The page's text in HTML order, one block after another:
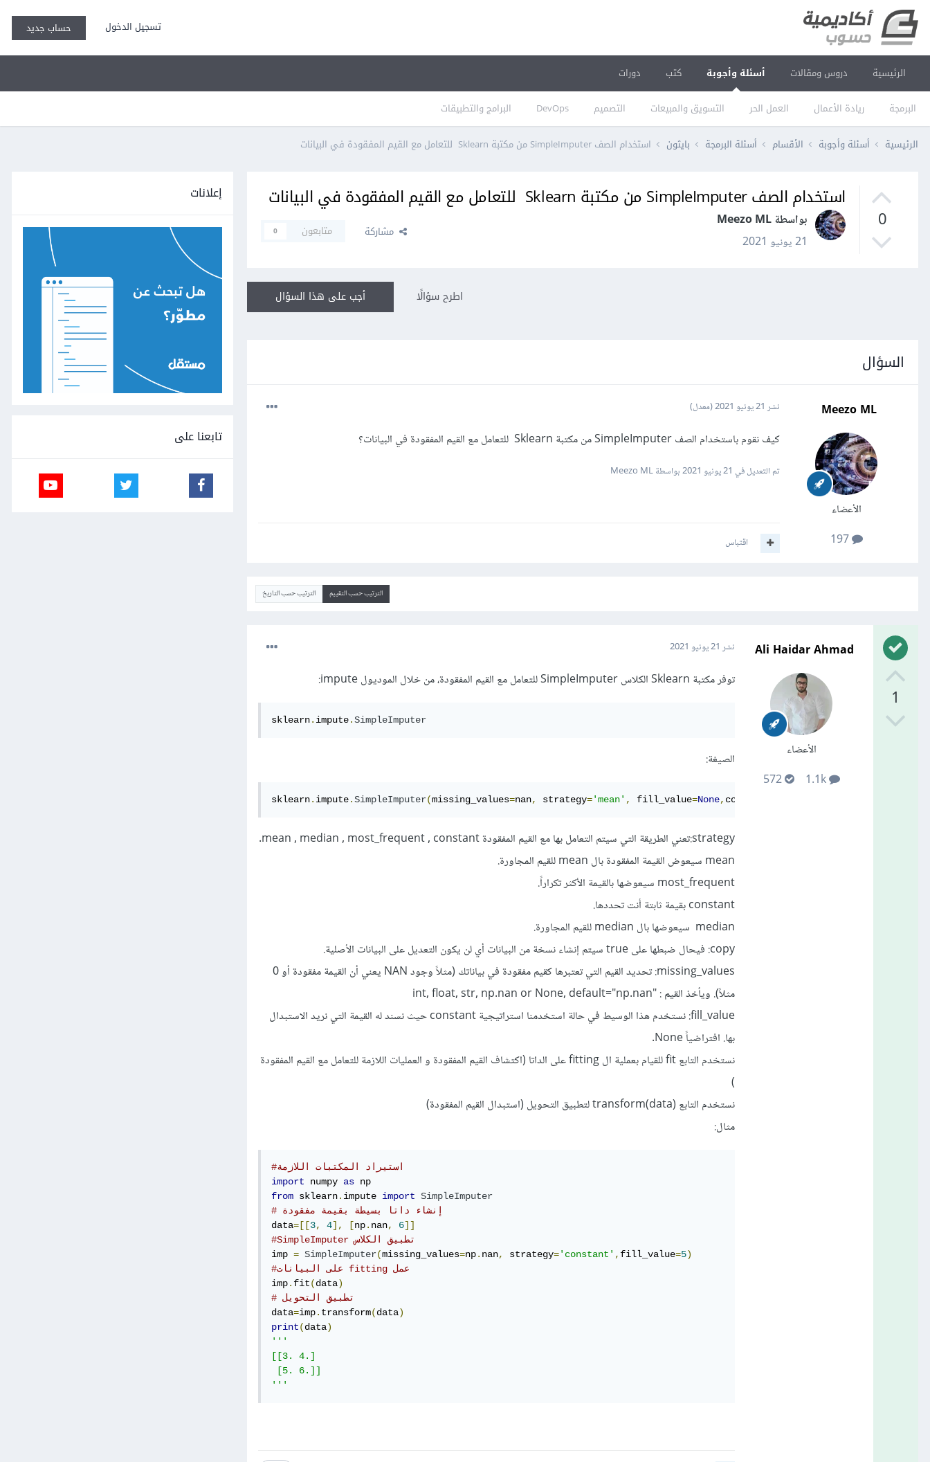
تسجيل الدخول حساب جديد
الرئيسية دروس ومقالات أسئلة وأجوبة
البرمجة ريادة الأعمال العمل الحر التسويق والمبيعات التصميم DevOps البرامج والتطبيقات
كتب دورات
الرئيسية أسئلة وأجوبة الأقسام أسئلة البرمجة بايثون استخدام الصف SimpleImputer من مكتبة Sklearn للتعامل مع القيم المفقودة في البيانات
0
استخدام الصف SimpleImputer من مكتبة Sklearn للتعامل مع القيم المفقودة في البيانات
بواسطة Meezo ML
21 يونيو 2021
مشاركة متابعون 0
أجب على هذا السؤال اطرح سؤالًا
السؤال
Meezo ML
الأعضاء
197
نشر 21 يونيو 2021 (معدل)
كيف نقوم باستخدام الصف SimpleImputer من مكتبة Sklearn للتعامل مع القيم المفقودة في البيانات؟
تم التعديل في 21 يونيو 2021 بواسطة Meezo ML
اقتباس
الترتيب حسب التقييم الترتيب حسب التاريخ
1
Ali Haidar Ahmad
الأعضاء
1.1k
572
نشر 21 يونيو 2021
توفر مكتبة Sklearn الكلاس SimpleImputer للتعامل مع القيم المفقودة، من خلال الموديول impute:
sklearn. impute.SimpleImputer
الصيغة:
sklearn. impute.SimpleImputer(missing_values=nan, strategy='mean' , fill_value=None, copy
strategy:تعني الطريقة التي سيتم التعامل بها مع القيم المفقودة mean , median , most_frequent , constant.
mean سيعوض القيمة المفقودة بال mean للقيم المجاورة.
most_frequent سيعوضها بالقيمة الأكثر تكراراً.
constant بقيمة ثابتة أنت تحددها.
median سيعوضها بال median للقيم المجاورة.
copy: فيحال ضبطها على true سيتم إنشاء نسخة من البيانات أي لن يكون التعديل على البيانات الأصلية.
missing_values: تحديد القيم التي تعتبرها كقيم مفقودة في بياناتك (مثلاً وجود NAN يعني أن القيمة مفقودة أو 0
مثلاً). ويأخذ القيم : "int, float, str, np.nan or None, default="np.nan
fill_value: نستخدم هذا الوسيط في حالة استخدمنا استراتيجية constant حيث نسند له القيمة التي نريد الاستبدال
بها. افتراضياً None.
نستخدم التابع fit للقيام بعملية ال fitting على الداتا (اكتشاف القيم المفقودة و العمليات اللازمة للتعامل مع القيم المفقودة
)
نستخدم التابع transform(data) لتطبيق التحويل (استبدال القيم المفقودة)
مثال:
#استيراد المكتبات اللازمة
import numpy as
from sklearn. impute import SimpleImputer
# إنشاء داتا بسيطة بقيمة مفقودة
data=[[3, 4], [np. nan, 6]]
imp = SimpleImputer(missing_values=np. nan, strategy='constant' , fill_value=5)
imp. fit(data)
# تطبيق التحويل
data=imp. transform(data)
print(data)
'''
[[3. 4.]
[5. 6.]]
'''
إعلانات
تابعنا على